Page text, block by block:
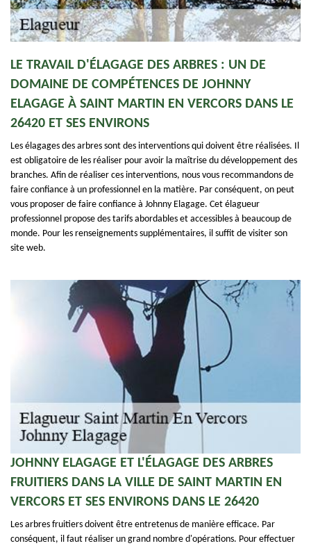
LE TRAVAIL D'ÉLAGAGE DES ARBRES : UN DE
DOMAINE DE COMPÉTENCES DE JOHNNY
ELAGAGE À SAINT MARTIN EN VERCORS DANS LE
26420 ET SES ENVIRONS
Les élagages des arbres sont des interventions qui doivent être réalisées. Il
est obligatoire de les réaliser pour avoir la maîtrise du développement des
branches. Afin de réaliser ces interventions, nous vous recommandons de
faire confiance à un professionnel en la matière. Par conséquent, on peut
vous proposer de faire confiance à Johnny Elagage. Cet élagueur
professionnel propose des tarifs abordables et accessibles à beaucoup de
monde. Pour les renseignements supplémentaires, il suffit de visiter son
site web.
JOHNNY ELAGAGE ET L'ÉLAGAGE DES ARBRES
FRUITIERS DANS LA VILLE DE SAINT MARTIN EN
VERCORS ET SES ENVIRONS DANS LE 26420
Les arbres fruitiers doivent être entretenus de manière efficace. Par
conséquent, il faut réaliser un grand nombre d'opérations. Pour effectuer